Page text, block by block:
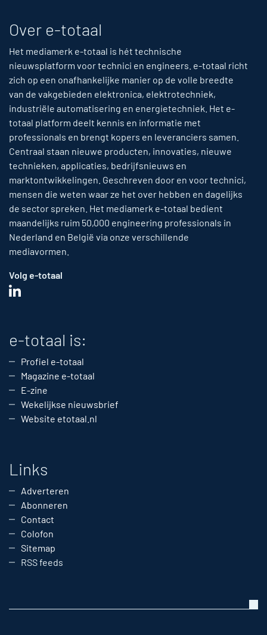
Over e-totaal
Het mediamerk e-totaal is hét technische
nieuwsplatform voor technici en engineers. e-totaal richt
zich op een onafhankelijke manier op de volle breedte
van de vakgebieden elektronica, elektrotechniek,
industriële automatisering en energietechniek. Het e-
totaal platform deelt kennis en informatie met
professionals en brengt kopers en leveranciers samen.
Centraal staan nieuwe producten, innovaties, nieuwe
technieken, applicaties, bedrijfsnieuws en
marktontwikkelingen. Geschreven door en voor technici,
mensen die weten waar ze het over hebben en dagelijks
de sector spreken. Het mediamerk e-totaal bedient
maandelijks ruim 50,000 engineering professionals in
Nederland en België via onze verschillende
mediavormen.
Volg e-totaal
e-totaal is:
Profiel e-totaal
Magazine e-totaal
E-zine
Wekelijkse nieuwsbrief
Website etotaal.nl
Links
Adverteren
Abonneren
Contact
Colofon
Sitemap
RSS feeds